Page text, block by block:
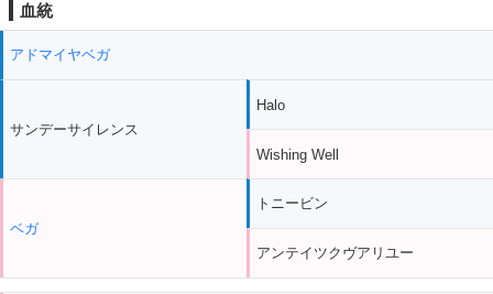
血統
アドマイヤベガ
サンデーサイレンス
ベガ
Halo
Wishing Well
トニービン
アンテイツクヴアリユー